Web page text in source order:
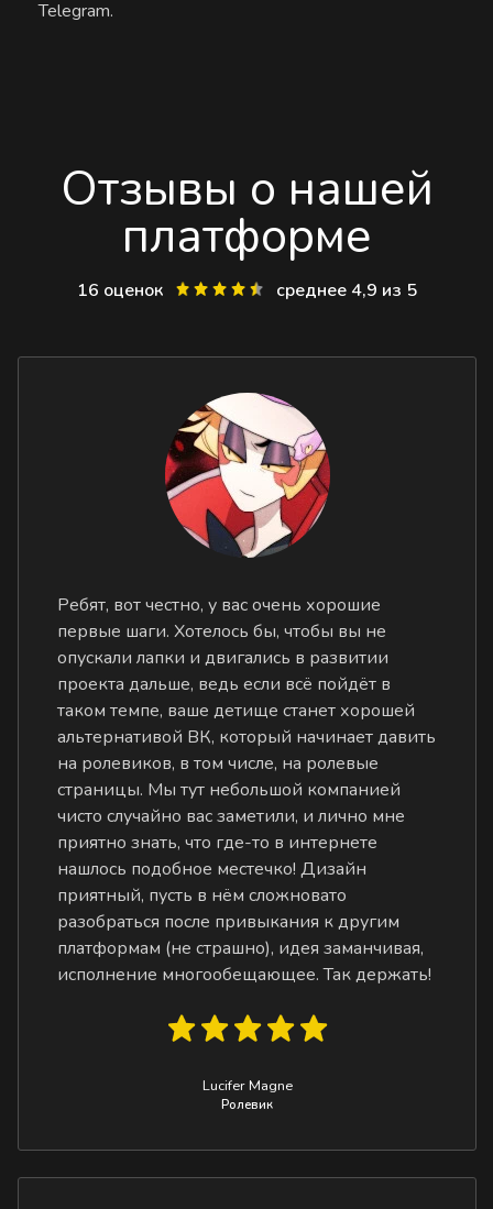
Telegram.
Отзывы о нашей
платформе
16 оценок среднее 4,9 из 5
Ребят, вот честно, у вас очень хорошие
первые шаги. Хотелось бы, чтобы вы не
опускали лапки и двигались в развитии
проекта дальше, ведь если всё пойдёт в
таком темпе, ваше детище станет хорошей
альтернативой ВК, который начинает давить
на ролевиков, в том числе, на ролевые
страницы. Мы тут небольшой компанией
чисто случайно вас заметили, и лично мне
приятно знать, что где-то в интернете
нашлось подобное местечко! Дизайн
приятный, пусть в нём сложновато
разобраться после привыкания к другим
платформам (не страшно), идея заманчивая,
исполнение многообещающее. Так держать!
Lucifer Magne
Ролевик